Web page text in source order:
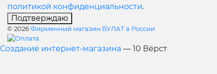
политикой конфиденциальности.
Подтверждаю
© 2026Фирменный магазин БУЛАТ в России
Создание интернет-магазина — 10 Вёрст